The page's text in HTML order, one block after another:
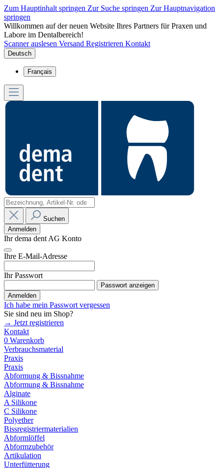
Zum Hauptinhalt springen Zur Suche springen Zur Hauptnavigation
springen
Willkommen auf der neuen Website Ihres Partners für Praxen und
Labore im Dentalbereich!
Scanner auslesen Versand Registrieren Kontakt
Deutsch
Français
Suchen
Anmelden
Ihr dema dent AG Konto
Ihre E-Mail-Adresse
Ihr Passwort
Passwort anzeigen
Anmelden
Ich habe mein Passwort vergessen
Sie sind neu im Shop?
→ Jetzt registrieren
Kontakt
0 Warenkorb
Verbrauchsmaterial
Praxis
Praxis
Abformung & Bissnahme
Abformung & Bissnahme
Alginate
A Silikone
C Silikone
Polyether
Bissregistriermaterialien
Abformlöffel
Abformzubehör
Artikulation
Unterfütterung